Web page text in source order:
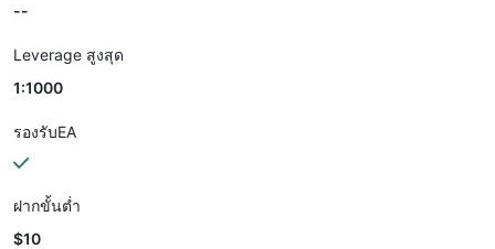
--
Leverage สูงสุด
1:1000
รองรับEA
ฝากขั้นต่ำ
$10